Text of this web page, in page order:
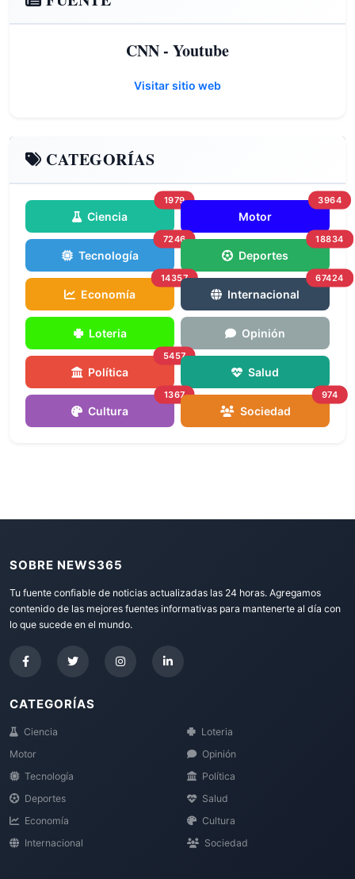
CNN - Youtube
Visitar sitio web
CATEGORÍAS
Ciencia
1979
Motor
3964
Tecnología
7246
Deportes
18834
Economía
14357
Internacional
67424
Loteria Opinión
Política
5457
Salud
Cultura
1367
Sociedad
974
SOBRE NEWS365
Tu fuente confiable de noticias actualizadas las 24 horas. Agregamos
contenido de las mejores fuentes informativas para mantenerte al día con
lo que sucede en el mundo.
CATEGORÍAS
Ciencia
Motor
Tecnología
Deportes
Economía
Internacional
Loteria
Opinión
Política
Salud
Cultura
Sociedad